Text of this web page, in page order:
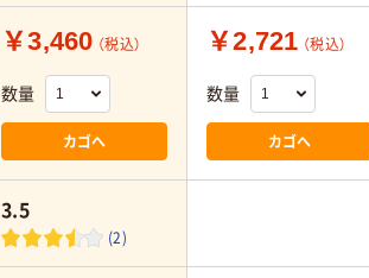
￥3,460 （税込）
数量
カゴへ
￥2,721 （税込）
数量
カゴへ
3.5
(2)